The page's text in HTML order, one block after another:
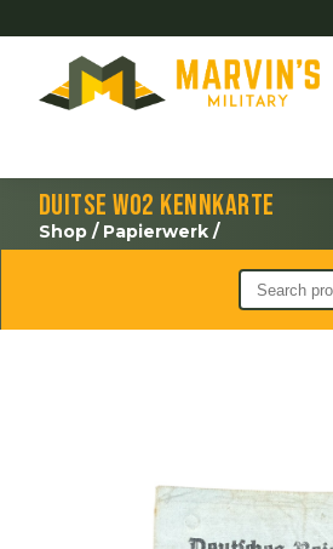
Duitse WO2 Kennkarte
Shop / Papierwerk /